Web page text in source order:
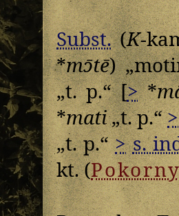
Subst.(K-
*mɔ̄tē)
„t. p.“ [>*
*mati„t. p.“>
„t. p.“> s.
kt. (